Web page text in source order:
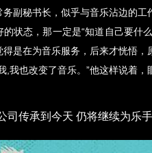
副秘书长，似乎与音乐沾边的工
的状态，那一定是“知道自己要什
是在为音乐服务，后来才恍悟，
,我也改变了音乐。”他这样说着，
司传承到今天 仍将继续为乐